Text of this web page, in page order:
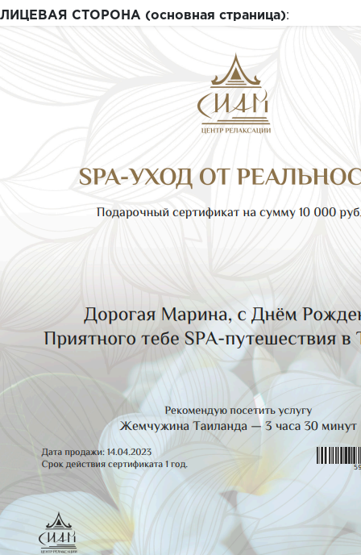
ЛИЦЕВАЯ СТОРОНА (основная страница):